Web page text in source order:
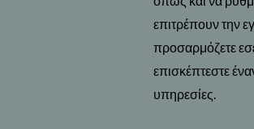
επιτρέπουν την
προσαρμόζετε
επισκέπτεστε
υπηρεσίες.